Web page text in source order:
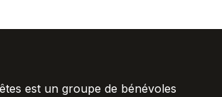
est un groupe de bénévoles